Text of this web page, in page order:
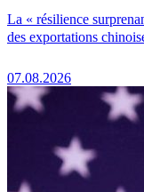
La « résilience
des exportations
07.08.2026